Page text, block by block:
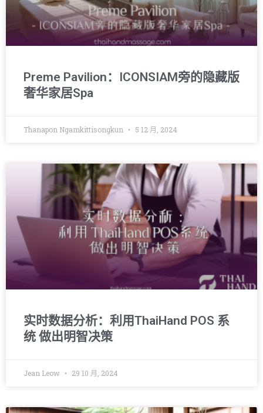
Preme Pavilion：ICONSIAM旁的隐藏版
奢华家居Spa
Thanapon Ngamkittisongkun 5 12 月, 2024
实时数据分析：利用ThaiHand POS 系
统 做出明智决策
Jean Leow 29 10 月, 2024